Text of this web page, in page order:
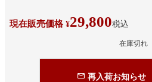
現在販売価格 ¥29,800税込
在庫切れ
再入荷お知らせ